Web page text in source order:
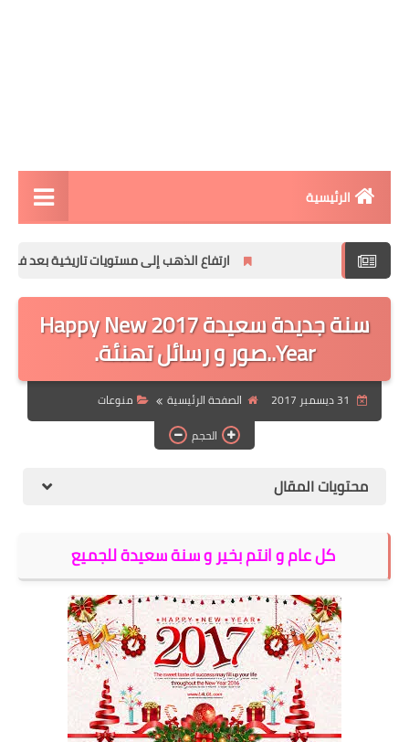
الرئيسية
تطبيقات الاندرويد
تطبيقات الايفون
افكار و مشاريع
الهجرة
وظائف Jobs
مطبخ هسا
ارتفاع الذهب إلى مستويات تاريخية بعد فرض
سنة جديدة سعيدة 2017 Happy New
Year..صور و رسائل تهنئة.
الصفحة الرئيسية
منوعات
الحجم
محتويات المقال
كل عام و انتم بخير و سنة سعيدة للجميع